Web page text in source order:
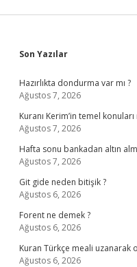
Sidebar
Son Yazılar
Hazırlıkta dondurma var mı ?
Ağustos 7, 2026
Kuranı Kerim’in temel
Ağustos 7, 2026
Hafta sonu bankadan altın
Ağustos 7, 2026
Git gide neden bitişik ?
Ağustos 6, 2026
Forent ne demek ?
Ağustos 6, 2026
Kuran Türkçe meali uzanarak
Ağustos 6, 2026